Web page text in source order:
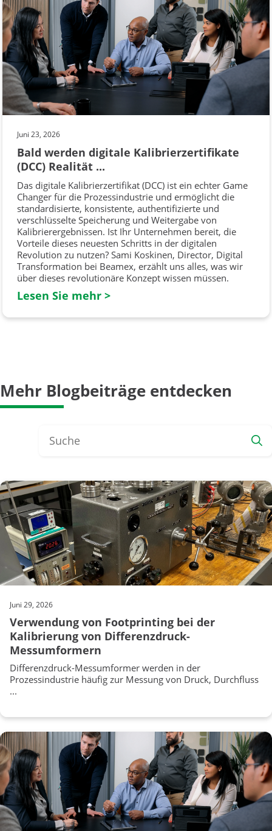
Juni 23, 2026
Bald werden digitale Kalibrierzertifikate
(DCC) Realität ...
Das digitale Kalibrierzertifikat (DCC) ist ein echter Game
Changer für die Prozessindustrie und ermöglicht die
standardisierte, konsistente, authentifizierte und
verschlüsselte Speicherung und Weitergabe von
Kalibrierergebnissen. Ist Ihr Unternehmen bereit, die
Vorteile dieses neuesten Schritts in der digitalen
Revolution zu nutzen? Sami Koskinen, Director, Digital
Transformation bei Beamex, erzählt uns alles, was wir
über dieses revolutionäre Konzept wissen müssen.
Lesen Sie mehr >
Mehr Blogbeiträge entdecken
Juni 29, 2026
Verwendung von Footprinting bei der
Kalibrierung von Differenzdruck-
Messumformern
Differenzdruck-Messumformer werden in der
Prozessindustrie häufig zur Messung von Druck, Durchfluss
...